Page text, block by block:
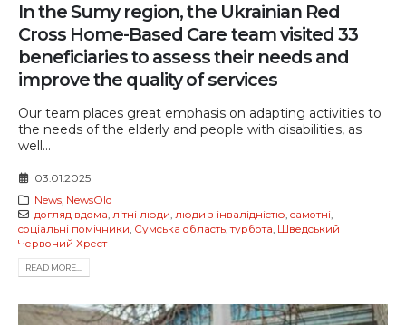
In the Sumy region, the Ukrainian Red
Cross Home-Based Care team visited 33
beneficiaries to assess their needs and
improve the quality of services
Our team places great emphasis on adapting activities to
the needs of the elderly and people with disabilities, as
well...
03.01.2025
News, NewsOld
догляд вдома, літні люди, люди з інвалідністю, самотні,
соціальні помічники, Сумська область,турбота, Шведський
Червоний Хрест
READ MORE...